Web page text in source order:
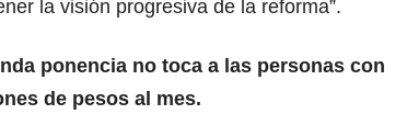
la visión progresiva de la reforma”.
ponencia no toca a las personas con
de pesos al mes.